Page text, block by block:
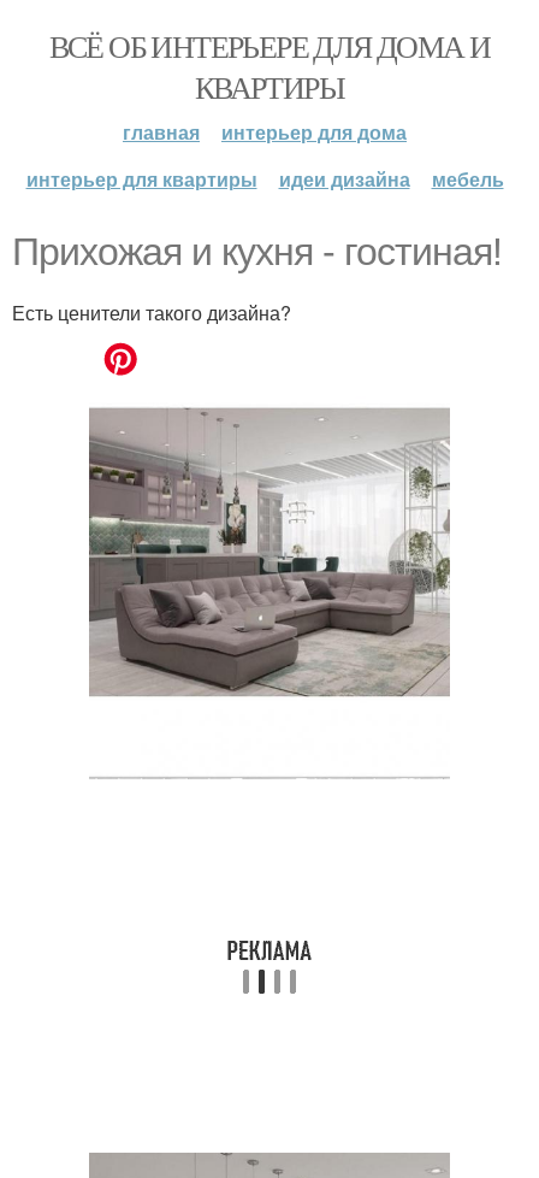
ВСЁ ОБ ИНТЕРЬЕРЕ ДЛЯ ДОМА И
КВАРТИРЫ
главная
интерьер для дома
интерьер для квартиры
идеи дизайна мебель
Прихожая и кухня - гостиная!
Есть ценители такого дизайна?